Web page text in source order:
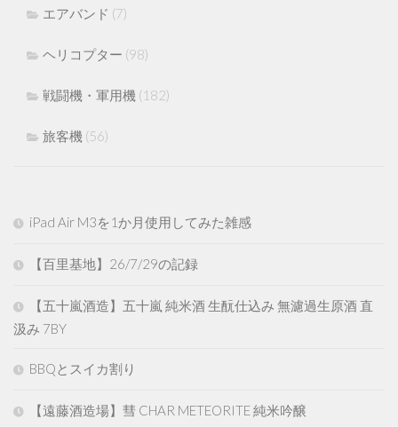
エアバンド (7)
ヘリコプター (98)
戦闘機・軍用機 (182)
旅客機 (56)
iPad Air M3を1か月使用してみた雑感
【百里基地】26/7/29の記録
【五十嵐酒造】五十嵐 純米酒 生酛仕込み 無濾過生原酒 直
汲み 7BY
BBQとスイカ割り
【遠藤酒造場】彗 CHAR METEORITE 純米吟醸